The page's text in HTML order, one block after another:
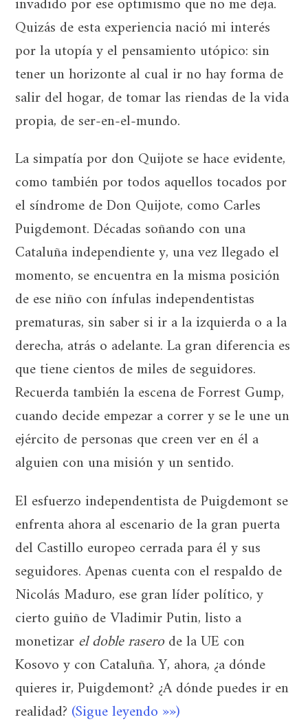
Quizás de esta experiencia nació mi interés
por la utopía y el pensamiento utópico: sin
tener un horizonte al cual ir no hay forma de
salir del hogar, de tomar las riendas de la vida
propia, de ser-en-el-mundo.
La simpatía por don Quijote se hace evidente,
como también por todos aquellos tocados por
el síndrome de Don Quijote, como Carles
Puigdemont. Décadas soñando con una
Cataluña independiente y, una vez llegado el
momento, se encuentra en la misma posición
de ese niño con ínfulas independentistas
prematuras, sin saber si ir a la izquierda o a la
derecha, atrás o adelante. La gran diferencia es
que tiene cientos de miles de seguidores.
Recuerda también la escena de Forrest Gump,
cuando decide empezar a correr y se le une un
ejército de personas que creen ver en él a
alguien con una misión y un sentido.
El esfuerzo independentista de Puigdemont se
enfrenta ahora al escenario de la gran puerta
del Castillo europeo cerrada para él y sus
seguidores. Apenas cuenta con el respaldo de
Nicolás Maduro, ese gran líder político, y
cierto guiño de Vladimir Putin, listo a
monetizarel doble raserode la UE con
Kosovo y con Cataluña. Y, ahora, ¿a dónde
quieres ir, Puigdemont? ¿A dónde puedes ir en
realidad? (Sigue leyendo »»)